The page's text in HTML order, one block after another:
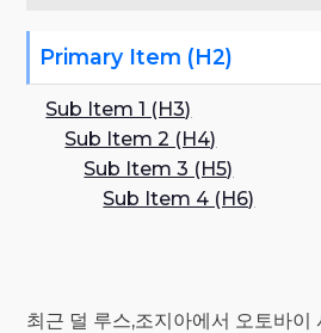
Primary Item (H2)
Sub Item 1 (H3)
Sub Item 2 (H4)
Sub Item 3 (H5)
Sub Item 4 (H6)
최근 덜 루스,조지아에서 오토바이